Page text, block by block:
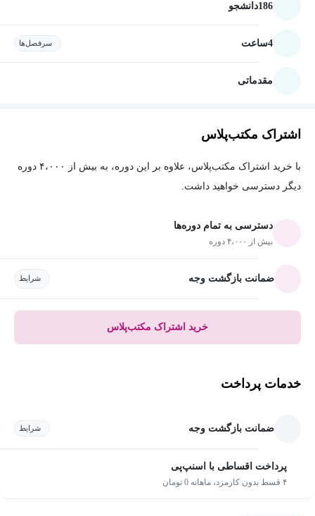
186دانشجو
4ساعت سرفصل‌ها
مقدماتی
اشتراک مکتب‌پلاس
با خرید اشتراک مکتب‌پلاس، علاوه بر این دوره، به بیش از ۴،۰۰۰ دوره
دیگر دسترسی خواهید داشت.
دسترسی به تمام دوره‌ها
بیش از ۴،۰۰۰ دوره
ضمانت بازگشت وجه شرایط
خرید اشتراک مکتب‌پلاس
خدمات پرداخت
ضمانت بازگشت وجه شرایط
پرداخت اقساطی با اسنپ‌پی
۴ قسط بدون کارمزد، ماهانه 0 تومان